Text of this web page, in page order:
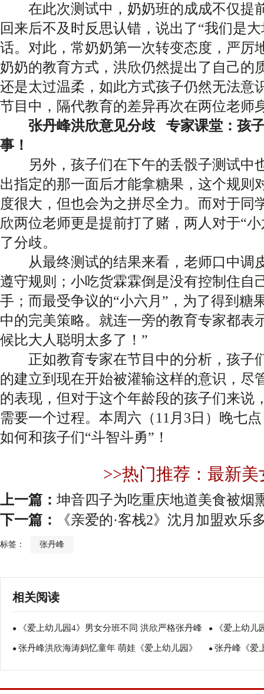
在此次测试中，奶奶班的成成不仅提
回来后不及时反思认错，说出了“我们是
话。对此，常奶奶第一次转变态度，严厉
奶奶的教育方式，洪欣仍然提出了自己的
还是太过温柔，如此方式孩子仍然无法意
节目中，隔代教育的差异再次在两位老师
张丹峰洪欣意见分歧 专家课堂：孩
事！
另外，孩子们在下午的丢骰子测试中
出指定的那一面后才能拿糖果，这个规则
度很大，但也会为之拼尽全力。而对于同
欣两位老师更是提前打了赌，两人对于“
了分歧。
从最终测试的结果来看，老师口中调
遵守规则；小吃货霖霖倒是没有控制住自
手；而最受争议的“小六月”，为了得到糖
中的完美策略。就连一旁的教育专家都表
候比大人聪明太多了！”
正如教育专家在节目中的分析，孩子
的建立到现在开始被灌输这样的意识，尽
的表现，但对于这个年龄段的孩子们来说
需要一个过程。本周六（11月3日）晚七
如何和孩子们“斗智斗勇”！
>>热门推荐：最新美
上一篇： 坤音四子为吃重庆地道美食被烟
下一篇：
《亲爱的·客栈2》沈月加盟欢乐
标签： 张丹峰
相关阅读
● 《爱上幼儿园4》男女分班不同 洪欣严格张丹峰
心软妥协
● 《爱上幼
观众共鸣
● 张丹峰洪欣海涛妈忆童年 萌娃《爱上幼儿园》
体验团结就是力量
● 张丹峰《爱
斥”孩子：不